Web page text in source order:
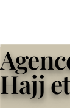
Hajj